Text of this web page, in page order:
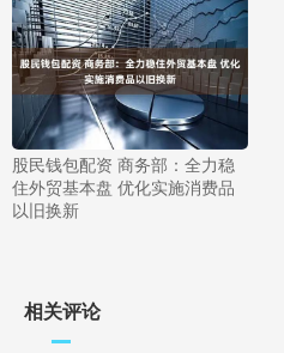
股民钱包配资 商务部：全力稳
住外贸基本盘 优化实施消费品
以旧换新
相关评论